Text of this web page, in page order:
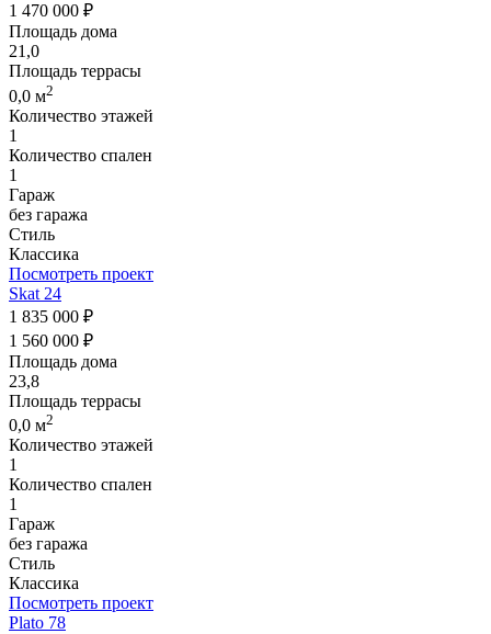
1 470 000 ₽
Площадь дома
21,0
Площадь террасы
0,0 м2
Количество этажей
1
Количество спален
1
Гараж
без гаража
Стиль
Классика
Посмотреть проект
Skat 24
1 835 000 ₽
1 560 000 ₽
Площадь дома
23,8
Площадь террасы
0,0 м2
Количество этажей
1
Количество спален
1
Гараж
без гаража
Стиль
Классика
Посмотреть проект
Plato 78